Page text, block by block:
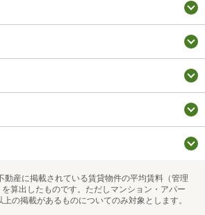
動産に掲載されている賃貸物件の平均賃料（管理
算出したものです。ただしマンション・アパー
の掲載があるものについてのみ対象とします。